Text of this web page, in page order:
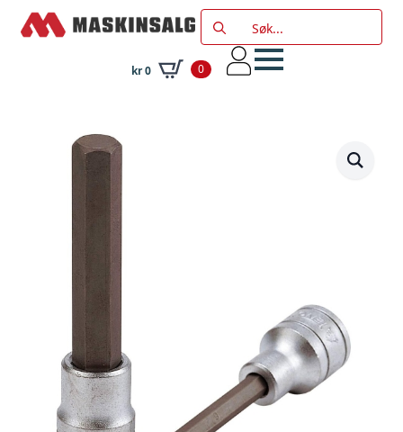
Search
for:
kr0 0